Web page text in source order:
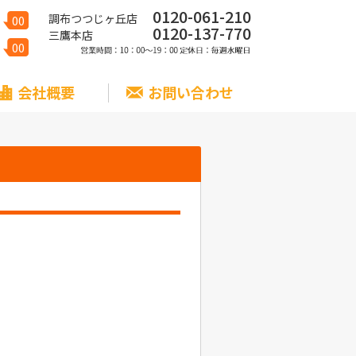
00
00
調布つつじヶ丘店 0120-061-210
三鷹本店 0120-137-770
会社概要 お問い合わせ